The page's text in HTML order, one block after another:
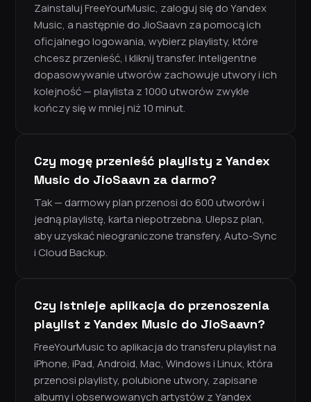
Zainstaluj FreeYourMusic, zaloguj się do Yandex
Music, a następnie do JioSaavn za pomocą ich
oficjalnego logowania, wybierz playlisty, które
chcesz przenieść, i kliknij transfer. Inteligentne
dopasowywanie utworów zachowuje utwory i ich
kolejność — playlista z 1000 utworów zwykle
kończy się w mniej niż 10 minut.
Czy mogę przenieść playlisty z Yandex
Music do JioSaavn za darmo?
Tak — darmowy plan przenosi do 600 utworów i
jedną playlistę, karta niepotrzebna. Ulepsz plan,
aby uzyskać nieograniczone transfery, Auto-Sync
i Cloud Backup.
Czy istnieje aplikacja do przenoszenia
playlist z Yandex Music do JioSaavn?
FreeYourMusic to aplikacja do transferu playlist na
iPhone, iPad, Android, Mac, Windows i Linux, która
przenosi playlisty, polubione utwory, zapisane
albumy i obserwowanych artystów z Yandex